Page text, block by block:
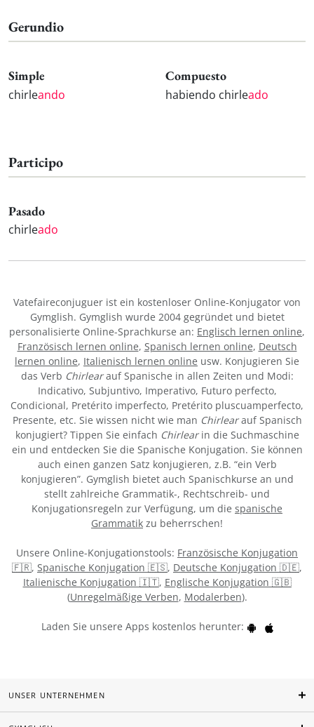
Gerundio
Simple
chirleando
Compuesto
habiendo chirleado
Participo
Pasado
chirleado
Vatefaireconjuguer ist ein kostenloser Online-Konjugator von
Gymglish. Gymglish wurde 2004 gegründet und bietet
personalisierte Online-Sprachkurse an: Englisch lernen online,
Französisch lernen online, Spanisch lernen online, Deutsch
lernen online, Italienisch lernen online usw. Konjugieren Sie
das Verb Chirlearauf Spanische in allen Zeiten und Modi:
Indicativo, Subjuntivo, Imperativo, Futuro perfecto,
Condicional, Pretérito imperfecto, Pretérito pluscuamperfecto,
Presente, etc. Sie wissen nicht wie man Chirlearauf Spanisch
konjugiert? Tippen Sie einfach Chirlearin die Suchmaschine
ein und entdecken Sie die Spanische Konjugation. Sie können
auch einen ganzen Satz konjugieren, z.B. “ein Verb
konjugieren”. Gymglish bietet auch Spanischkurse an und
stellt zahlreiche Grammatik-, Rechtschreib- und
Konjugationsregeln zur Verfügung, um die spanische
Grammatik zu beherrschen!
Unsere Online-Konjugationstools: Französische Konjugation
🇫🇷, Spanische Konjugation 🇪🇸, Deutsche Konjugation 🇩🇪,
Italienische Konjugation 🇮🇹, Englische Konjugation 🇬🇧
(Unregelmäßige Verben, Modalerben).
Laden Sie unsere Apps kostenlos herunter:
UNSER UNTERNEHMEN